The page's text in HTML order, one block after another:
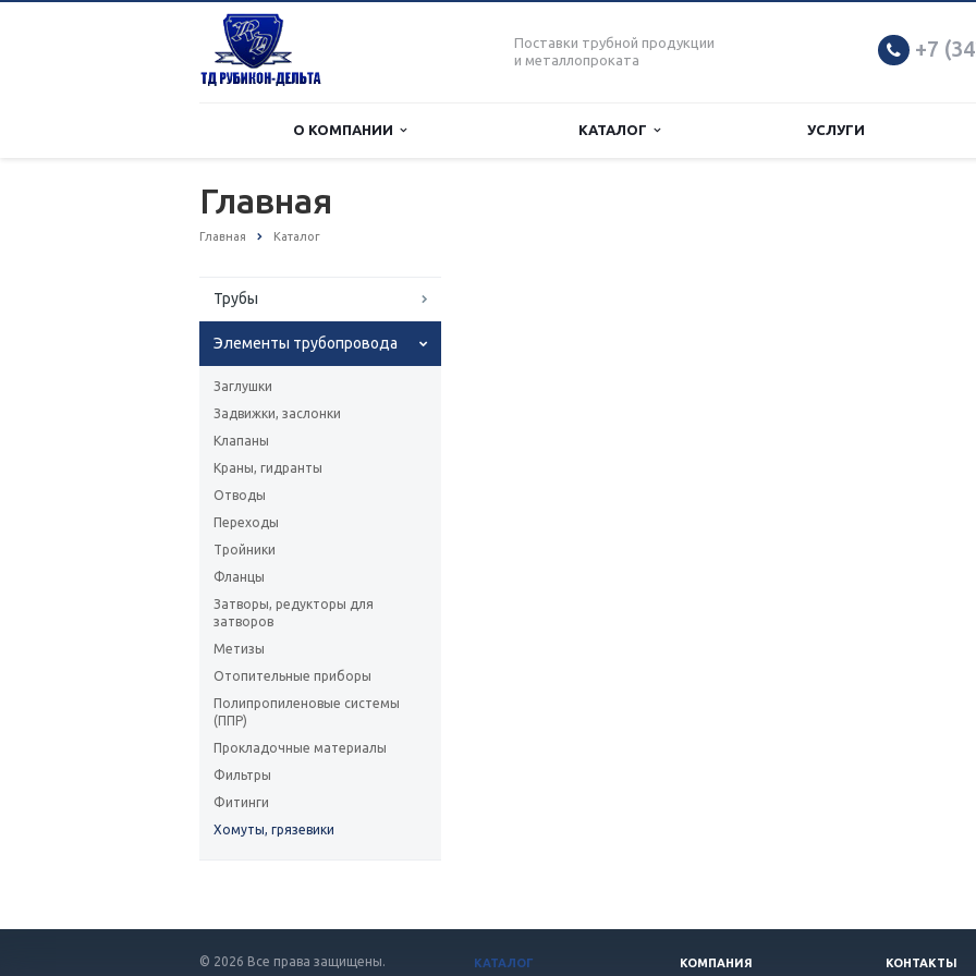
Поставки трубной продукции
и металлопроката
+7
О КОМПАНИИ КАТАЛОГ УСЛУГИ
Главная
Главная Каталог
Трубы
Элементы трубопровода
Заглушки
Задвижки, заслонки
Клапаны
Краны, гидранты
Отводы
Переходы
Тройники
Фланцы
Затворы, редукторы для
затворов
Метизы
Отопительные приборы
Полипропиленовые системы
(ППР)
Прокладочные материалы
Фильтры
Фитинги
Хомуты, грязевики
© 2026 Все права защищены. КАТАЛОГ КОМПАНИЯ КОНТАКТЫ